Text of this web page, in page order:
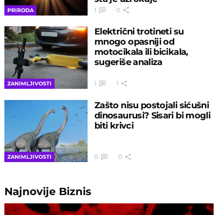
PRIRODA 1 0
ZANIMLJIVOSTI
Električni trotineti su
mnogo opasniji od
motocikala ili bicikala,
sugeriše analiza
1 1
ZANIMLJIVOSTI
Zašto nisu postojali sićušni
dinosaurusi? Sisari bi mogli
biti krivci
0 0
Najnovije Biznis